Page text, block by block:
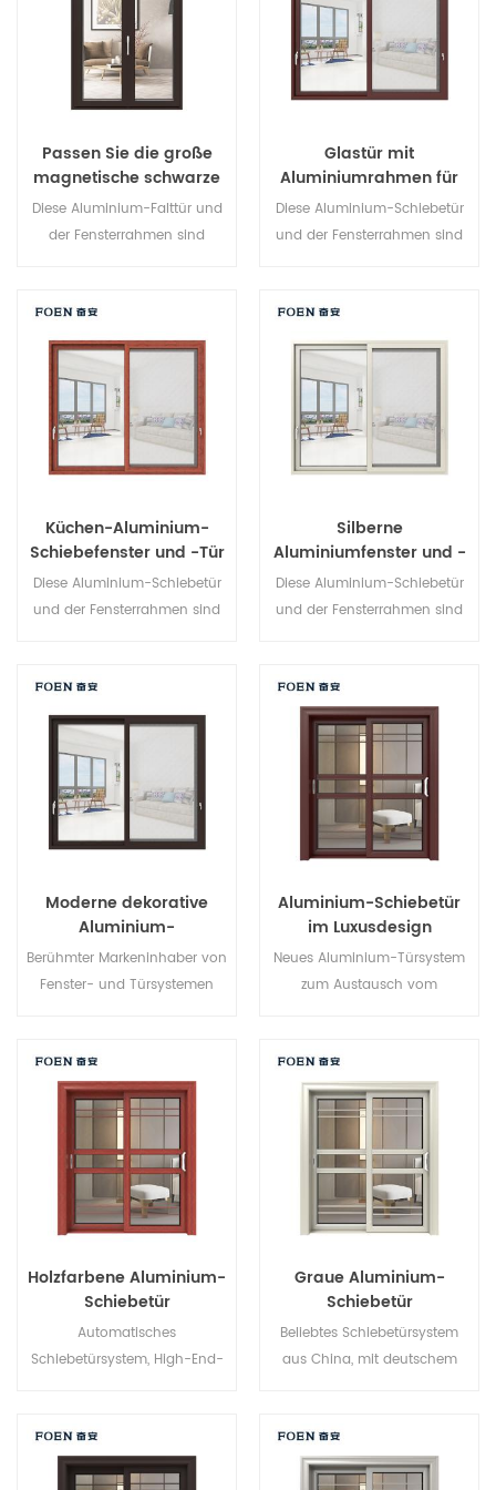
architektonische
Anforderungen.
Passen Sie die große
magnetische schwarze
Falttür an. Dauerhafter
Gebrauch
Diese Aluminium-Falttür und
der Fensterrahmen sind
Diebstahlsicherung sind
hervorragend. Verschiedene
architektonische
Anforderungen.
Glastür mit
Aluminiumrahmen für
internes Badezimmer
Diese Aluminium-Schiebetür
und der Fensterrahmen sind
Diebstahlsicherung sind
hervorragend. Verschiedene
architektonische
Anforderungen
Küchen-Aluminium-
Schiebefenster und -Tür
Diese Aluminium-Schiebetür
und der Fensterrahmen sind
Diebstahlsicherung sind
hervorragend. Verschiedene
architektonische
Anforderungen
Silberne
Aluminiumfenster und -
türen für Zuhause
Diese Aluminium-Schiebetür
und der Fensterrahmen sind
Diebstahlsicherung sind
hervorragend. Verschiedene
Türtypen für unterschiedliche
architektonische
Anforderungen.
Moderne dekorative
Aluminium-
Schiebetüren für den
Außenbereich
Berühmter Markeninhaber von
Fenster- und Türsystemen
Aluminium-Schiebetür
im Luxusdesign
Neues Aluminium-Türsystem
zum Austausch vom
Holzfarbene Aluminium-
Schiebetür
Automatisches
Schiebetürsystem, High-End-
Graue Aluminium-
Schiebetür
Beliebtes Schiebetürsystem
aus China, mit deutschem